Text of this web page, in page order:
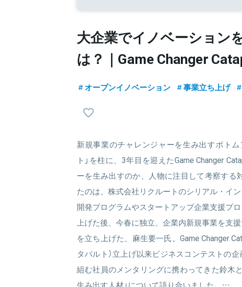
大企業でイノベーション
は？｜Game Changer
オープンイノベーション 事業立ち上げ
新規事業のチャレンジャーを生み出すボト
ト」を柱に、3年目を迎えたGame Changer
ーを生み出すのか、人物に注目して考察する
たのは、株式会社リクルートのシリアル・イ
開発プログラムやスタートアップ企業支援プ
上げた後、今春に独立、企業内新規事業を支
を立ち上げた、麻生要一氏。Game Changer
タパルト）立上げ以来ビジネスコンテストの
組む社員のメンタリングに携わってきた鈴木
生み出す人材」について語り合いました。…